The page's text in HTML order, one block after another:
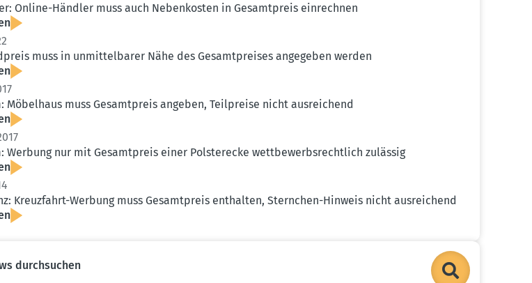
Online-Händler muss auch Neben­kosten in Gesamt­preis einrechnen
muss in unmit­tel­barer Nähe des Gesamt­preises angegeben werden
Möbelhaus muss Gesamt­preis angeben, Teilpreise nicht ausrei­chend
Werbung nur mit Gesamt­preis einer Polsterecke wettbe­werbs­rechtlich zulässig
Kreuz­fahrt-Werbung muss Gesamt­preis enthalten, Sternchen-Hinweis nicht ausrei­chend
durch­suchen